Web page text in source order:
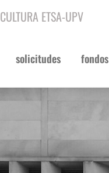
CULTURA ETSA-UPV
solicitudes fondos